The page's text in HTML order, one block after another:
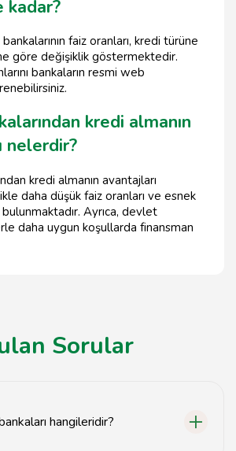
kadar?
faiz oranları, kredi türüne
göre değişiklik göstermektedir.
bankaların resmi web
kredi almanın
nelerdir?
kredi almanın avantajları
daha düşük faiz oranları ve esnek
Ayrıca, devlet
daha uygun koşullarda finansman
Sorular
hangileridir?